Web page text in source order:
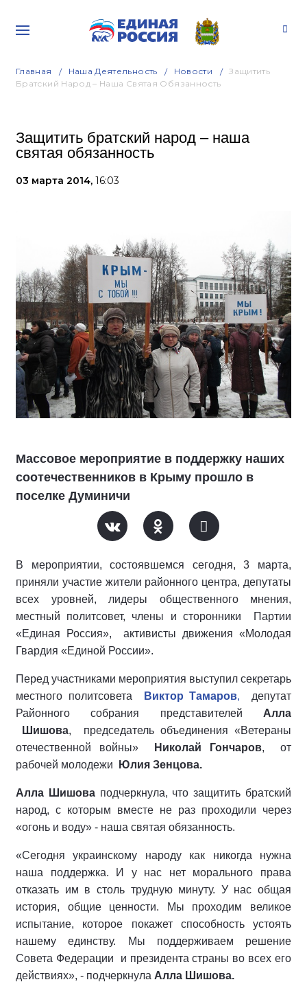
Главная Наша Деятельность Новости
Защитить
Братский Народ – Наша Святая Обязанность
Защитить братский народ – наша
святая обязанность
03 марта 2014, 16:03
Массовое мероприятие в поддержку наших
соотечественников в Крыму прошло в
поселке Думиничи
В мероприятии, состоявшемся сегодня, 3 марта,
приняли участие жители районного центра, депутаты
всех уровней, лидеры общественного мнения,
местный политсовет, члены и сторонники Партии
«Единая Россия», активисты движения «Молодая
Гвардия «Единой России».
Перед участниками мероприятия выступил секретарь
местного политсовета
Виктор Тамаров, депутат
Районного собрания представителей Алла
Шишова, председатель объединения «Ветераны
отечественной войны»
Николай Гончаров, от
рабочей молодежи
Юлия Зенцова.
Алла Шишоваподчеркнула, что защитить братский
народ, с которым вместе не раз проходили через
«огонь и воду» - наша святая обязанность.
«Сегодня украинскому народу как никогда нужна
наша поддержка. И у нас нет морального права
отказать им в столь трудную минуту. У нас общая
история, общие ценности. Мы проходим великое
испытание, которое покажет способность устоять
нашему единству. Мы поддерживаем решение
Совета Федерации и президента страны во всех его
действиях», - подчеркнула Алла Шишова.